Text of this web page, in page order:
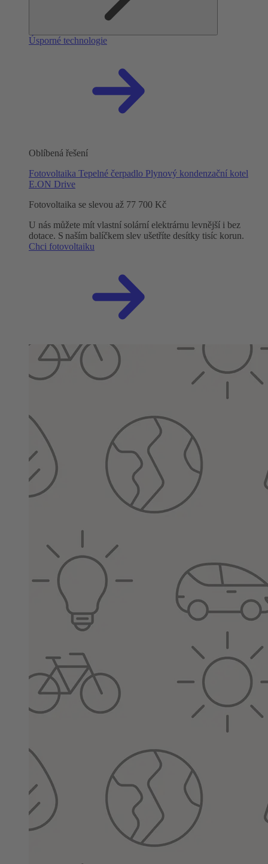
Úsporné technologie
Oblíbená řešení
Fotovoltaika Tepelné čerpadlo Plynový kondenzační kotel
E.ON Drive
Fotovoltaika se slevou až 77 700 Kč
U nás můžete mít vlastní solární elektrárnu levnější i bez
dotace. S naším balíčkem slev ušetříte desítky tisíc korun.
Chci fotovoltaiku